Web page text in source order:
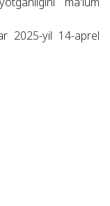
2025-yil 14-aprel